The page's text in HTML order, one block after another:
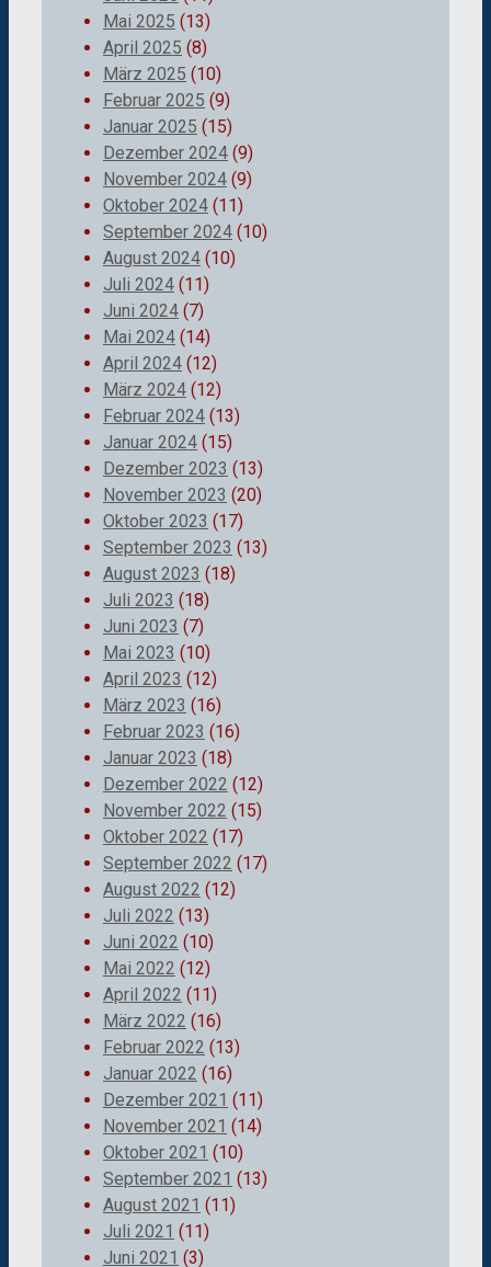
Mai 2025 (13)
April 2025 (8)
März 2025 (10)
Februar 2025 (9)
Januar 2025 (15)
Dezember 2024 (9)
November 2024 (9)
Oktober 2024 (11)
September 2024 (10)
August 2024 (10)
Juli 2024 (11)
Juni 2024 (7)
Mai 2024 (14)
April 2024 (12)
März 2024 (12)
Februar 2024 (13)
Januar 2024 (15)
Dezember 2023 (13)
November 2023 (20)
Oktober 2023 (17)
September 2023 (13)
August 2023 (18)
Juli 2023 (18)
Juni 2023 (7)
Mai 2023 (10)
April 2023 (12)
März 2023 (16)
Februar 2023 (16)
Januar 2023 (18)
Dezember 2022 (12)
November 2022 (15)
Oktober 2022 (17)
September 2022 (17)
August 2022 (12)
Juli 2022 (13)
Juni 2022 (10)
Mai 2022 (12)
April 2022 (11)
März 2022 (16)
Februar 2022 (13)
Januar 2022 (16)
Dezember 2021 (11)
November 2021 (14)
Oktober 2021 (10)
September 2021 (13)
August 2021 (11)
Juli 2021 (11)
Juni 2021 (3)